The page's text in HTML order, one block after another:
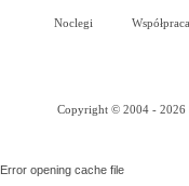
Noclegi Współpraca
Copyright © 2004 - 2026
Error opening cache file